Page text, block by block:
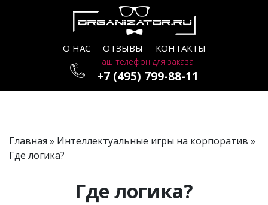
О НАС ОТЗЫВЫ КОНТАКТЫ
наш телефон для заказа
+7 (495) 799-88-11
Главная » Интеллектуальные игры на корпоратив »
Где логика?
Где логика?